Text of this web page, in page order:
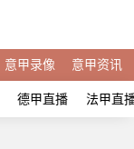
意甲录像 意甲资讯
德甲直播 法甲直